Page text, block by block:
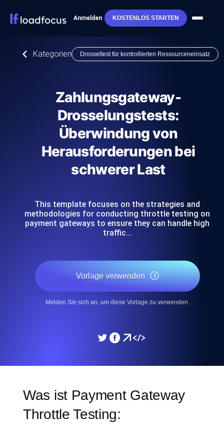
Anmelden KOSTENLOS STARTEN
Kategorien Drosseltest für kontrollierten Ressourceneinsatz
Zahlungsgateway-
Drosselungstests:
Überwindung von
Herausforderungen bei
schwerer Last
This template focuses on the strategies and
methodologies for conducting throttle testing on
payment gateways to ensure they can handle high
traffic…
Vorlage verwenden
Melden Sie sich an, um diese Vorlage zu verwenden.
Was ist Payment Gateway
Throttle Testing: